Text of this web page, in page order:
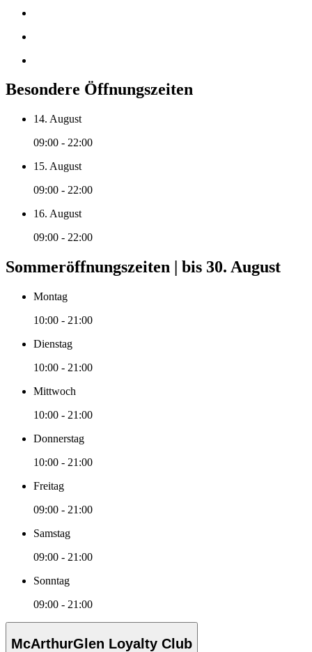
Besondere Öffnungszeiten
14. August
09:00 - 22:00
15. August
09:00 - 22:00
16. August
09:00 - 22:00
Sommeröffnungszeiten | bis 30. August
Montag
10:00 - 21:00
Dienstag
10:00 - 21:00
Mittwoch
10:00 - 21:00
Donnerstag
10:00 - 21:00
Freitag
09:00 - 21:00
Samstag
09:00 - 21:00
Sonntag
09:00 - 21:00
McArthurGlen Loyalty Club